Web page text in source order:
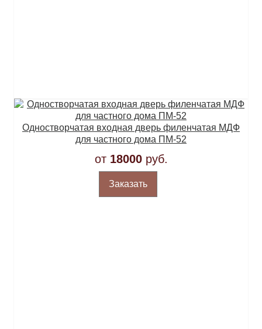
Одностворчатая входная дверь филенчатая МДФ
для частного дома ПМ-52
от 18000руб.
Заказать